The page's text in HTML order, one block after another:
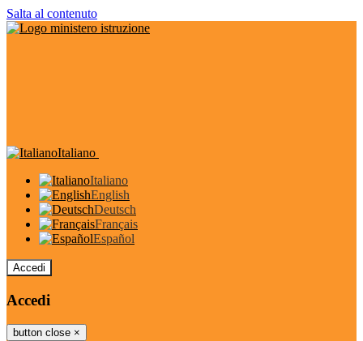
Salta al contenuto
Italiano
Italiano
English
Deutsch
Français
Español
Accedi
Accedi
button close ×